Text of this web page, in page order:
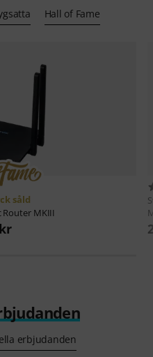
Hall of Fame
såld
Router MKIII
erbjudanden